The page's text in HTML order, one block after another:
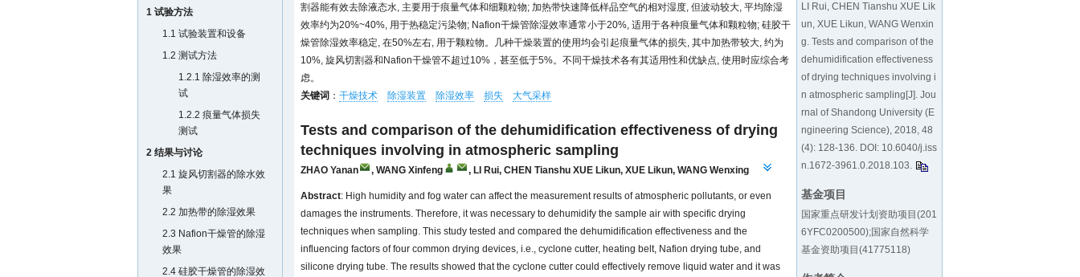
1 试验方法
1.1 试验装置和设备
1.2 测试方法
1.2.1 除湿效率的测
试
1.2.2 痕量气体损失
测试
2 结果与讨论
2.1 旋风切割器的除水效
果
2.2 加热带的除湿效果
2.3 Nafion干燥管的除湿
效果
2.4 硅胶干燥管的除湿效
LI Rui, CHEN Tianshu XUE Lik
un, XUE Likun, WANG Wenxin
g. Tests and comparison of the
dehumidification effectiveness
of drying techniques involving i
n atmospheric sampling[J]. Jou
rnal of Shandong University (E
ngineering Science), 2018, 48
(4): 128-136. DOI: 10.6040/j.iss
n.1672-3961.0.2018.103.
基金项目
国家重点研发计划资助项目(201
6YFC0200500);国家自然科学
基金资助项目(41775118)
割器能有效去除液态水, 主要用于痕量气体和细颗粒物; 加热带快速降低样品空气的相对湿度, 但波动较大, 平均除湿
效率约为20%~40%, 用于热稳定污染物; Nafion干燥管除湿效率通常小于20%, 适用于各种痕量气体和颗粒物; 硅胶干
燥管除湿效率稳定, 在50%左右, 用于颗粒物。几种干燥装置的使用均会引起痕量气体的损失, 其中加热带较大, 约为
10%, 旋风切割器和Nafion干燥管不超过10%，甚至低于5%。不同干燥技术各有其适用性和优缺点, 使用时应综合考
虑。
关键词 ： 干燥技术 除湿装置 除湿效率 损失 大气采样
Tests and comparison of the dehumidification effectiveness of drying
techniques involving in atmospheric sampling
ZHAO Yanan , WANG Xinfeng , LI Rui, CHEN Tianshu XUE Likun, XUE Likun, WANG Wenxing
Abstract: High humidity and fog water can affect the measurement results of atmospheric pollutants, or even
damages the instruments. Therefore, it was necessary to dehumidify the sample air with specific drying
techniques when sampling. This study tested and compared the dehumidification effectiveness and the
influencing factors of four common drying devices, i.e., cyclone cutter, heating belt, Nafion drying tube, and
silicone drying tube. The results showed that the cyclone cutter could effectively remove liquid water and it was